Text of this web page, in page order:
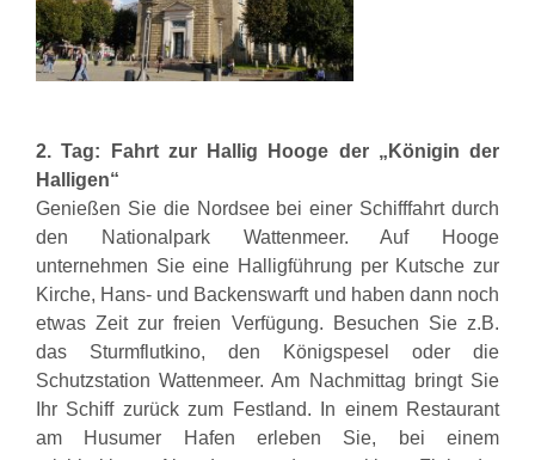
2. Tag:
Fahrt zur Hallig Hooge der „Königin der
Halligen“
Genießen Sie die Nordsee bei einer Schifffahrt durch
den Nationalpark Wattenmeer. Auf Hooge
unternehmen Sie eine Halligführung per Kutsche zur
Kirche, Hans- und Backenswarft und haben dann noch
etwas Zeit zur freien Verfügung. Besuchen Sie z.B.
das Sturmflutkino, den Königspesel oder die
Schutzstation Wattenmeer. Am Nachmittag bringt Sie
Ihr Schiff zurück zum Festland. In einem Restaurant
am Husumer Hafen erleben Sie, bei einem